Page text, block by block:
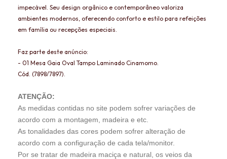
impecável. Seu design orgânico e contemporâneo valoriza
ambientes modernos, oferecendo conforto e estilo para refeições
em família ou recepções especiais.
Faz parte deste anúncio:
- 01 Mesa Gaia Oval Tampo Laminado Cinamomo.
Cód. (7898/7897).
ATENÇÃO:
As medidas contidas no site podem sofrer variações de
acordo com a montagem, madeira e etc.
As tonalidades das cores podem sofrer alteração de
acordo com a configuração de cada tela/monitor.
Por se tratar de madeira maciça e natural, os veios da